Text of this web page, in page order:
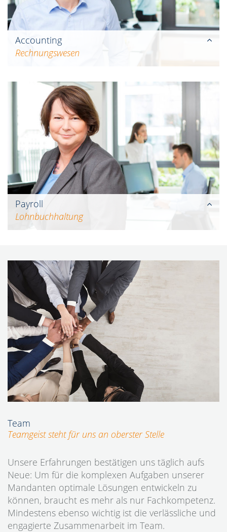
Accounting
Rechnungswesen
Unternehmenssteuerung oder
Risikomanagement: Mit unserer Expertise als
Finanzbuchhalter unterstützen wir Sie dabei,
die richtigen unternehmerischen
Entscheidungen zu treffen.
Payroll
Lohnbuchhaltung
Software für Lohnbuchhaltung und
Personalmanagement sorgen wir auch für die
Optimierung Ihrer Geschäftsprozesse.
Team
Teamgeist steht für uns an oberster Stelle
Unsere Erfahrungen bestätigen uns täglich aufs
Neue: Um für die komplexen Aufgaben unserer
Mandanten optimale Lösungen entwickeln zu
können, braucht es mehr als nur Fachkompetenz.
Mindestens ebenso wichtig ist die verlässliche und
engagierte Zusammenarbeit im Team.